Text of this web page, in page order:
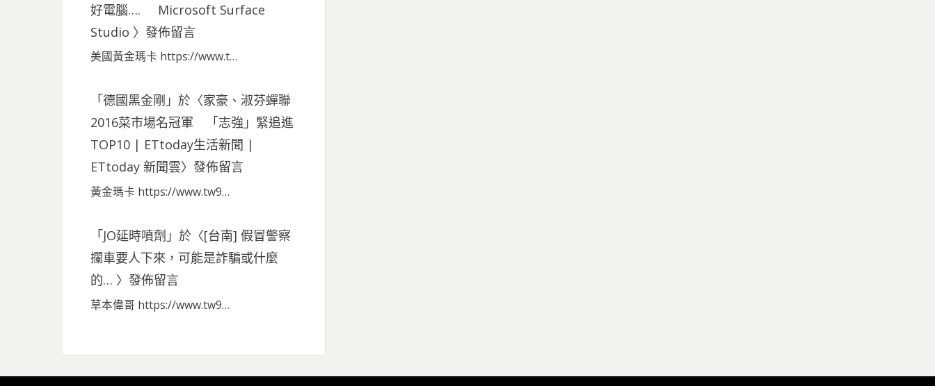
好電腦…. Microsoft Surface
Studio 〉發佈留言
美國黃金瑪卡 https://www.t…
「德國黑金剛 」於〈家豪、淑芬蟬聯
2016菜市場名冠軍 「志強」緊追進
TOP10 | ETtoday生活新聞 |
ETtoday 新聞雲〉發佈留言
黃金瑪卡 https://www.tw9…
「JO延時噴劑 」於〈[台南] 假冒警察
攔車要人下來，可能是詐騙或什麼
的… 〉發佈留言
草本偉哥 https://www.tw9…